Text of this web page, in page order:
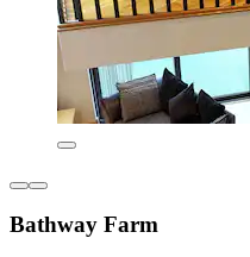
Bathway Farm